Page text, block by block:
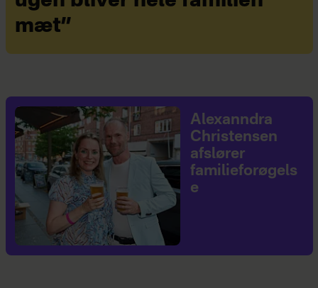
mæt”
Alexanndra
Christensen
afslører
familieforøgels
e